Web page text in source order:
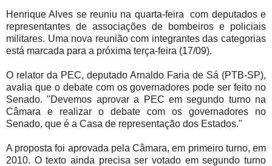
Henrique Alves se reuniu na quarta-feira com deputados e
representantes de associações de bombeiros e policiais
militares. Uma nova reunião com integrantes das categorias
está marcada para a próxima terça-feira (17/09).
O relator da PEC, deputado Arnaldo Faria de Sá (PTB-SP),
avalia que o debate com os governadores pode ser feito no
Senado. "Devemos aprovar a PEC em segundo turno na
Câmara e realizar o debate com os governadores no
Senado, que é a Casa de representação dos Estados."
A proposta foi aprovada pela Câmara, em primeiro turno, em
2010. O texto ainda precisa ser votado em segundo turno